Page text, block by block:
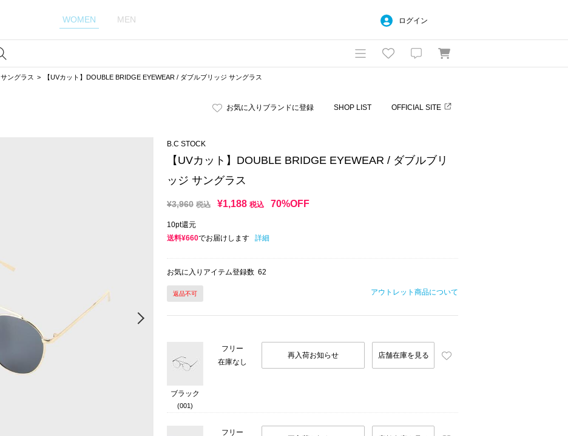
WOMEN MEN ログイン
サングラス 【UVカット】DOUBLE BRIDGE EYEWEAR / ダブルブリッジ サングラス
お気に入りブランドに登録 SHOP LIST OFFICIAL SITE
B.C STOCK
【UVカット】DOUBLE BRIDGE EYEWEAR / ダブルブリ
ッジ サングラス
¥3,960 税込 ¥1,188 税込 70%OFF
10pt還元
送料¥660でお届けします 詳細
お気に入りアイテム登録数 62
返品不可 アウトレット商品について
ブラック
(001)
フリー
在庫なし
再入荷お知らせ 店舗在庫を見る
フリー